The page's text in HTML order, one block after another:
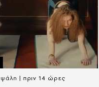
πριν 14 ώρες